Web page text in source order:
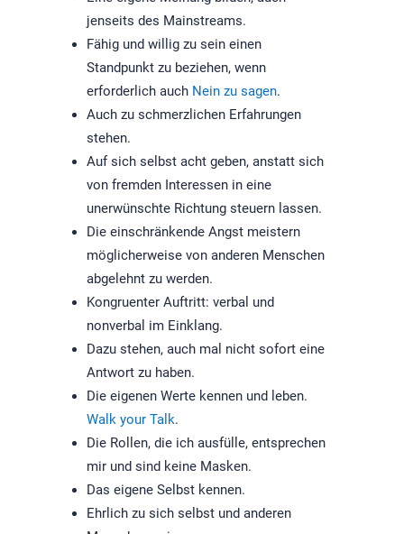
jenseits des Mainstreams.
Fähig und willig zu sein einen
Standpunkt zu beziehen, wenn
erforderlich auch Nein zu sagen.
Auch zu schmerzlichen Erfahrungen
stehen.
Auf sich selbst acht geben, anstatt sich
von fremden Interessen in eine
unerwünschte Richtung steuern lassen.
Die einschränkende Angst meistern
möglicherweise von anderen Menschen
abgelehnt zu werden.
Kongruenter Auftritt: verbal und
nonverbal im Einklang.
Dazu stehen, auch mal nicht sofort eine
Antwort zu haben.
Die eigenen Werte kennen und leben.
Walk your Talk.
Die Rollen, die ich ausfülle, entsprechen
mir und sind keine Masken.
Das eigene Selbst kennen.
Ehrlich zu sich selbst und anderen